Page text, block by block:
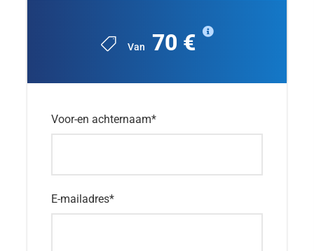
Van 70 €
Voor-en achternaam*
E-mailadres*